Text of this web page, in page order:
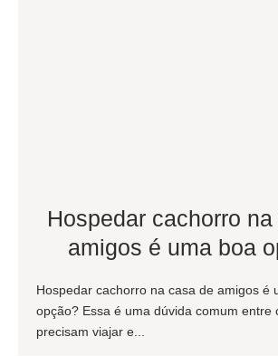
Hospedar cachorro
amigos é uma boa
Hospedar cachorro na casa de amigos é
opção? Essa é uma dúvida comum entre
precisam viajar e...